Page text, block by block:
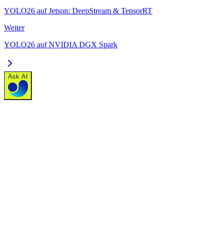
YOLO26 auf Jetson: DeepStream & TensorRT
Weiter
YOLO26 auf NVIDIA DGX Spark
Ask AI